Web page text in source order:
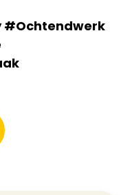
#Ochtendwerk